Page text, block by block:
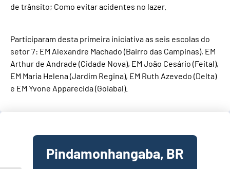
de trânsito; Como evitar acidentes no lazer.
Participaram desta primeira iniciativa as seis escolas do
setor 7: EM Alexandre Machado (Bairro das Campinas), EM
Arthur de Andrade (Cidade Nova), EM João Cesário (Feital),
EM Maria Helena (Jardim Regina), EM Ruth Azevedo (Delta)
e EM Yvone Apparecida (Goiabal).
Pindamonhangaba, BR